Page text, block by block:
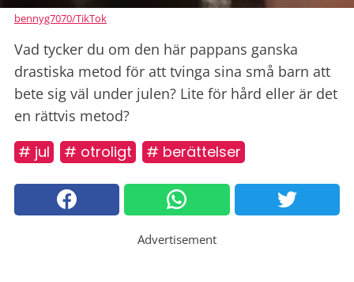
bennyg7070/TikTok
Vad tycker du om den här pappans ganska
drastiska metod för att tvinga sina små barn att
bete sig väl under julen? Lite för hård eller är det
en rättvis metod?
# jul # otroligt # berättelser
Advertisement